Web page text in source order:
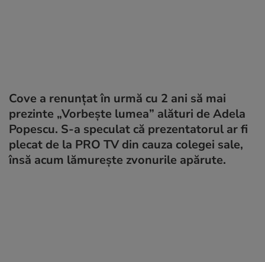
Cove a renunțat în urmă cu 2 ani să mai
prezinte „Vorbește lumea” alături de Adela
Popescu. S-a speculat că prezentatorul ar fi
plecat de la PRO TV din cauza colegei sale,
însă acum lămurește zvonurile apărute.